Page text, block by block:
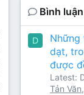
Bình
D
dạt,
được
Latest:
Tản